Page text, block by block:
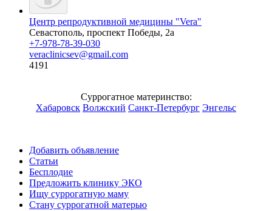
Центр репродуктивной медицины "Vera"
Севастополь, проспект Победы, 2а
+7-978-78-39-030
veraclinicsev@gmail.com
4191
Суррогатное материнство:
Хабаровск Волжский Санкт-Петербург Энгельс
Добавить объявление
Статьи
Бесплодие
Предложить клинику ЭКО
Ищу суррогатную маму
Стану суррогатной матерью